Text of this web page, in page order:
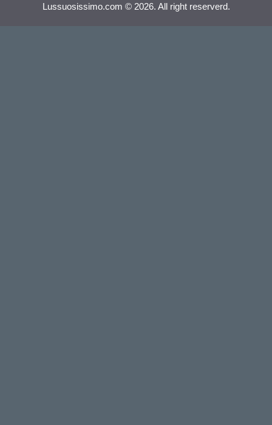
Lussuosissimo.com © 2026. All right reserverd.